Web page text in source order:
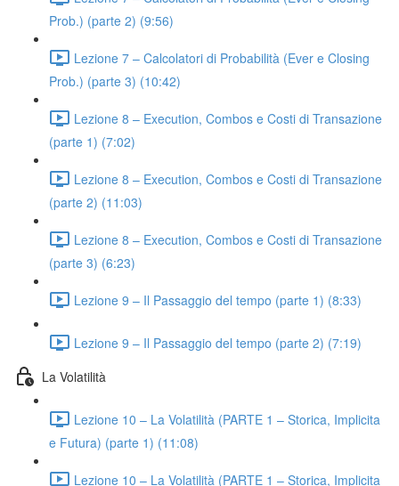
Prob.) (parte 2) (9:56)
Lezione 7 – Calcolatori di Probabilità (Ever e Closing
Prob.) (parte 3) (10:42)
Lezione 8 – Execution, Combos e Costi di Transazione
(parte 1) (7:02)
Lezione 8 – Execution, Combos e Costi di Transazione
(parte 2) (11:03)
Lezione 8 – Execution, Combos e Costi di Transazione
(parte 3) (6:23)
Lezione 9 – Il Passaggio del tempo (parte 1) (8:33)
Lezione 9 – Il Passaggio del tempo (parte 2) (7:19)
La Volatilità
Lezione 10 – La Volatilità (PARTE 1 – Storica, Implicita
e Futura) (parte 1) (11:08)
Lezione 10 – La Volatilità (PARTE 1 – Storica, Implicita